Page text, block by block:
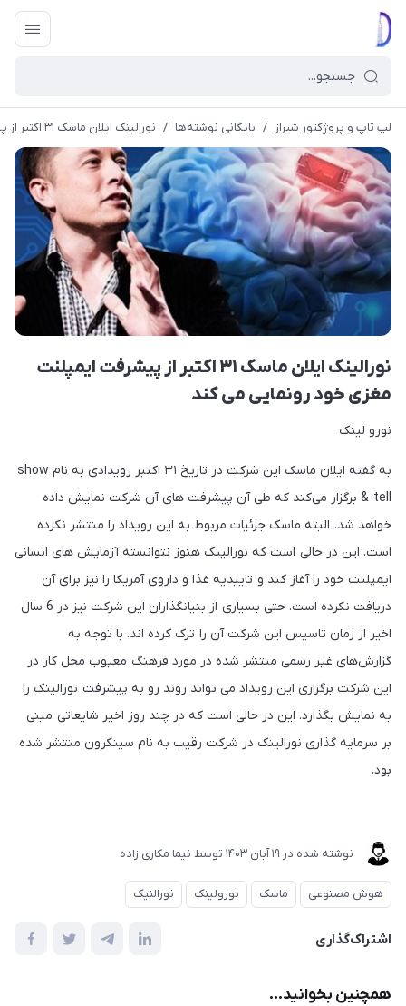
لپ تاپ و پروژکتور شیراز / بایگانی نوشته‌ها / نورالینک ایلان ماسک ۳۱ اکتبر از پیشرفت ایمپلنت مغزی خود رونمایی می کند
نورالینک ایلان ماسک ۳۱ اکتبر از پیشرفت ایمپلنت
مغزی خود رونمایی می کند
نورو لینک
به گفته ایلان ماسک این شرکت در تاریخ ۳۱ اکتبر رویدادی به نام show
& tell برگزار می‌کند که طی آن پیشرفت های آن شرکت نمایش داده
خواهد شد. البته ماسک جزئیات مربوط به این رویداد را منتشر نکرده
است. این در حالی است که نورالینک هنوز نتوانسته آزمایش های انسانی
ایمپلنت خود را آغاز کند و تاییدیه غذا و داروی آمریکا را نیز برای آن
دریافت نکرده است. حتی بسیاری از بنیانگذاران این شرکت نیز در 6 سال
اخیر از زمان تاسیس این شرکت آن را ترک کرده اند. با توجه به
گزارش‌های غیر رسمی منتشر شده در مورد فرهنگ معیوب محل کار در
این شرکت برگزاری این رویداد می تواند روند رو به پیشرفت نورالینک را
به نمایش بگذارد. این در حالی است که در چند روز اخیر شایعاتی مبنی
بر سرمایه گذاری نورالینک در شرکت رقیب به نام سینکرون منتشر شده
بود.
نوشته شده در 19 آبان 1403 توسط نیما مکاری زاده
هوش مصنوعی ماسک نورولینک نورالنیک
اشتراک‌گذاری
همچنین بخوانید...